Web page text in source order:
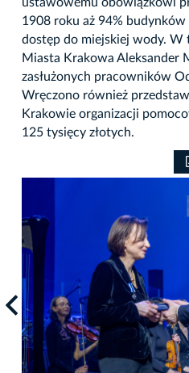
1908 roku aż 94% budynków
dostęp do miejskiej wody. W
Miasta Krakowa Aleksander
zasłużonych pracowników
Wręczono również
Krakowie organizacji
125 tysięcy złotych.